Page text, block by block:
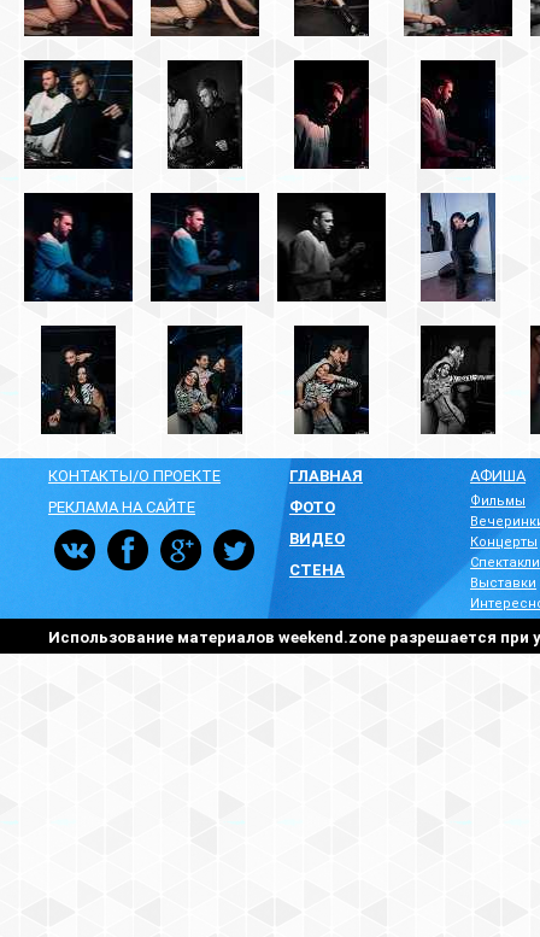
КОНТАКТЫ/О ПРОЕКТЕ
РЕКЛАМА НА САЙТЕ
ГЛАВНАЯ
ФОТО
ВИДЕО
СТЕНА
АФИША
Фильмы
Концерты
Спектакли
Выставки
Использование материалов weekend.zone разрешается